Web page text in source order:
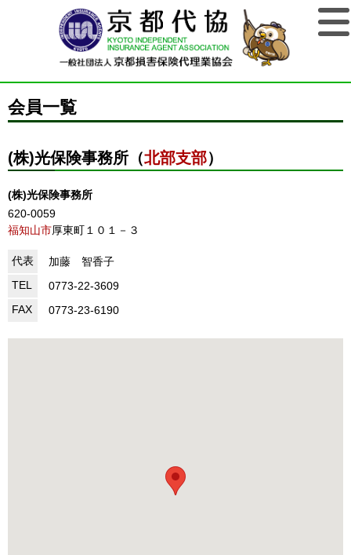
会員一覧
(株)光保険事務所（北部支部）
(株)光保険事務所
620-0059
福知山市厚東町１０１－３
代表
加藤 智香子
TEL
0773-22-3609
FAX
0773-23-6190